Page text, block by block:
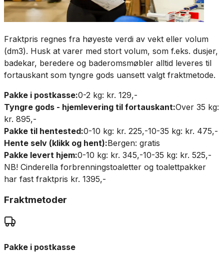
Fraktpris regnes fra høyeste verdi av vekt eller volum
(dm3). Husk at varer med stort volum, som f.eks. dusjer,
badekar, beredere og baderomsmøbler alltid leveres til
fortauskant som tyngre gods uansett valgt fraktmetode.
Pakke i postkasse:0-2 kg: kr. 129,-
Tyngre gods - hjemlevering til fortauskant:Over 35 kg:
kr. 895,-
Pakke til hentested:0-10 kg: kr. 225,-10-35 kg: kr. 475,-
Hente selv (klikk og hent):Bergen: gratis
Pakke levert hjem:0-10 kg: kr. 345,-10-35 kg: kr. 525,-
NB! Cinderella forbrenningstoaletter og toalettpakker
har fast fraktpris kr. 1395,-
Fraktmetoder
Pakke i postkasse